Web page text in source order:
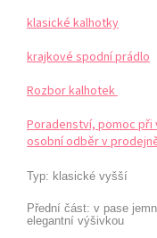
klasické kalhotky
krajkové spodní prádlo
Rozbor kalhotek
Poradenství, pomoc
osobní odběr v
Typ: klasické vyšší
Přední část: v pase
elegantní výšivkou